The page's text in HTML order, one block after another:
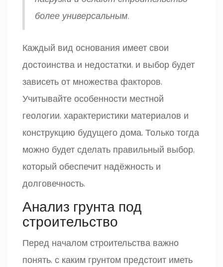
более универсальным.
Каждый вид основания имеет свои
достоинства и недостатки, и выбор будет
зависеть от множества факторов.
Учитывайте особенности местной
геологии, характеристики материалов и
конструкцию будущего дома. Только тогда
можно будет сделать правильный выбор,
который обеспечит надёжность и
долговечность.
Анализ грунта под
строительство
Перед началом строительства важно
понять, с каким грунтом предстоит иметь